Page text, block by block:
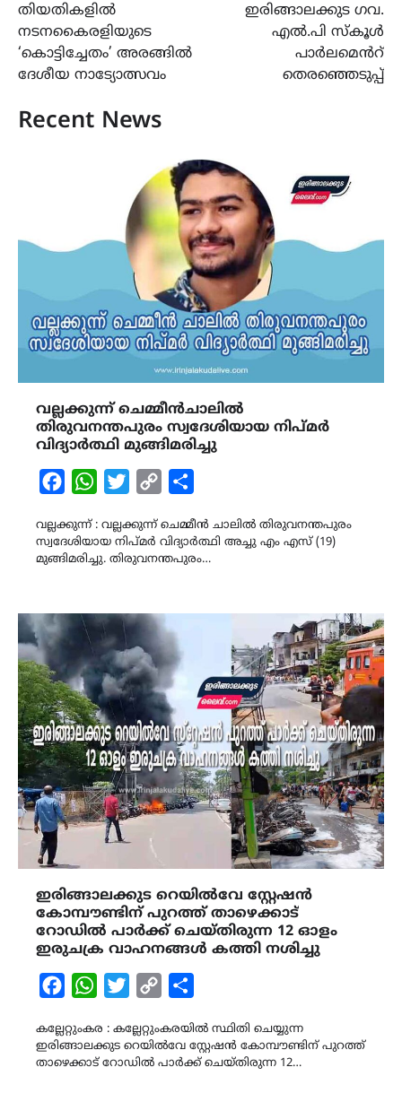
തിയതികളില്‍
നടനകൈരളിയുടെ
‘കൊട്ടിച്ചേതം’ അരങ്ങില്‍
ദേശീയ നാട്യോത്സവം
ഇരിങ്ങാലക്കുട ഗവ.
എൽ.പി സ്കൂൾ
പാർലമെൻറ്
തെരഞ്ഞെടുപ്പ്
Recent News
വല്ലക്കുന്ന് ചെമ്മീൻചാലിൽ
തിരുവനന്തപുരം സ്വദേശിയായ നിപ്മർ
വിദ്യാർത്ഥി മുങ്ങിമരിച്ചു
FacebookWhatsAppTwitterCopy
വല്ലക്കുന്ന് : വല്ലക്കുന്ന് ചെമ്മീൻ ചാലിൽ തിരുവനന്തപുരം
സ്വദേശിയായ നിപ്മർ വിദ്യാർത്ഥി അച്ചു എം എസ് (19)
മുങ്ങിമരിച്ചു. തിരുവനന്തപുരം…
ഇരിങ്ങാലക്കുട റെയിൽവേ സ്റ്റേഷൻ
കോമ്പൗണ്ടിന് പുറത്ത് താഴെക്കാട്
റോഡിൽ പാർക്ക് ചെയ്തിരുന്ന 12 ഓളം
ഇരുചക്ര വാഹനങ്ങൾ കത്തി നശിച്ചു
FacebookWhatsAppTwitterCopy
കല്ലേറ്റുംകര : കല്ലേറ്റുംകരയിൽ സ്ഥിതി ചെയ്യുന്ന
ഇരിങ്ങാലക്കുട റെയിൽവേ സ്റ്റേഷൻ കോമ്പൗണ്ടിന് പുറത്ത്
താഴെക്കാട് റോഡിൽ പാർക്ക് ചെയ്തിരുന്ന 12…